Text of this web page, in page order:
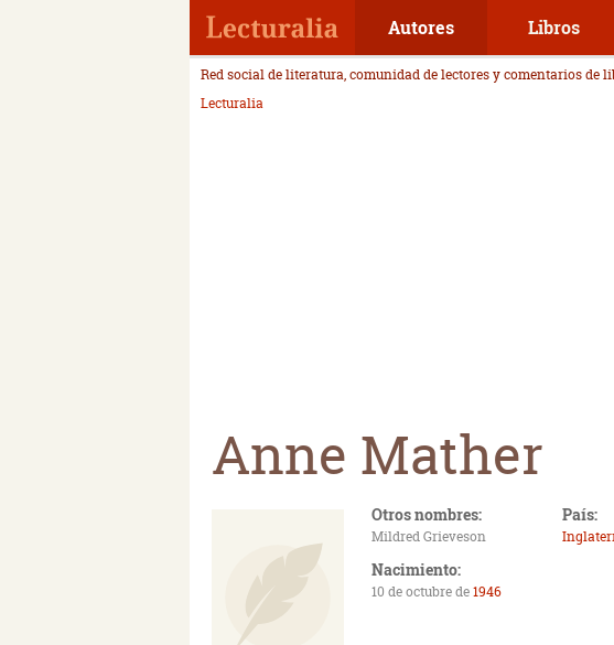
Autores Libros
Red social de literatura, comunidad de lectores y comentarios de
Lecturalia
Anne Mather
Otros nombres:
Mildred Grieveson
País:
Nacimiento:
10 de octubre de1946